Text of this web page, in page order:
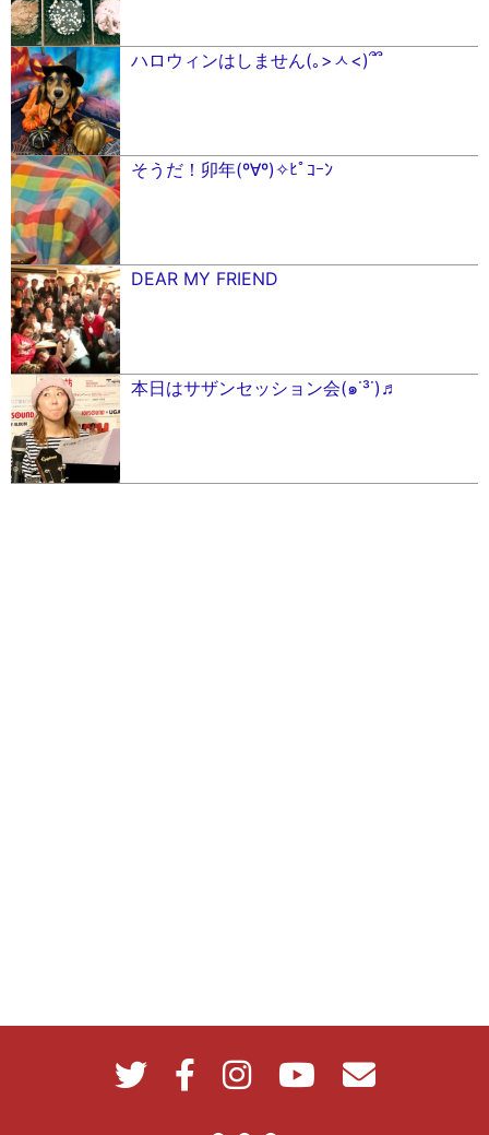
ハロウィンはしません(｡>ㅅ<)՞՞
そうだ！卯年(º∀º)✧ﾋﾟｺｰﾝ
DEAR MY FRIEND
本日はサザンセッション会(๑˙³˙)♬